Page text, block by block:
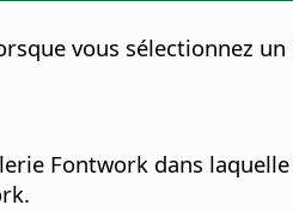
vous sélectionnez
Fontwork dans